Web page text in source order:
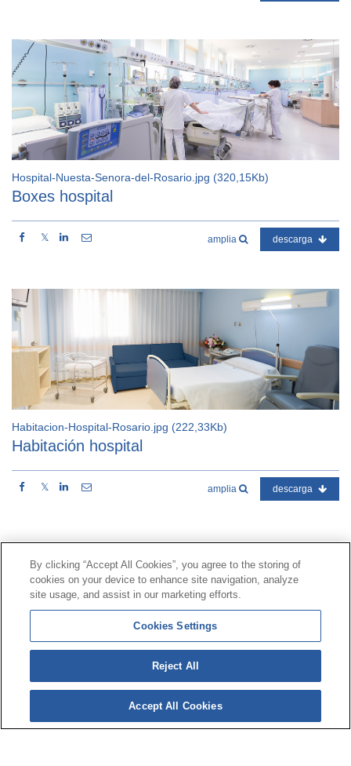
Hospital-Nuesta-Senora-del-Rosario.jpg (320,15Kb)
Boxes hospital
𝕏 descarga
amplia
Habitacion-Hospital-Rosario.jpg (222,33Kb)
Habitación hospital
𝕏 descarga
amplia
Línea Universal 900 203 203|Zona Privada Comisión de
Prestaciones Especiales|Zona Privada Proveedor
Sanitario
© Mutua Universal 2026 | Mapa del sitio | Aviso legal
Política de Protección de Datos
cookies
Síguenos en:
By clicking “Accept All Cookies”, you agree to the storing of
cookies on your device to enhance site navigation, analyze
site usage, and assist in our marketing efforts.
Cookies Settings
Reject All
Accept All Cookies